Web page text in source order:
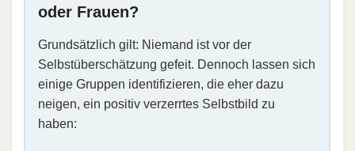
oder Frauen?
Grundsätzlich gilt: Niemand ist vor der
Selbstüberschätzung gefeit. Dennoch lassen sich
einige Gruppen identifizieren, die eher dazu
neigen, ein positiv verzerrtes Selbstbild zu
haben: